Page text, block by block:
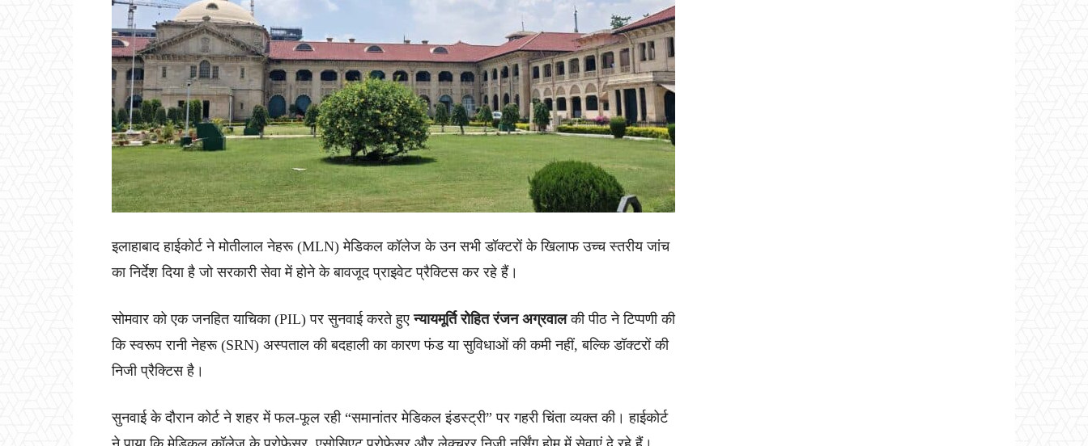
इलाहाबाद हाईकोर्ट ने मोतीलाल नेहरू (MLN) मेडिकल कॉलेज के उन सभी डॉक्टरों के खिलाफ उच्च स्तरीय जांच
का निर्देश दिया है जो सरकारी सेवा में होने के बावजूद प्राइवेट प्रैक्टिस कर रहे हैं।
सोमवार को एक जनहित याचिका (PIL) पर सुनवाई करते हुएन्यायमूर्ति रोहित रंजन अग्रवालकी पीठ ने टिप्पणी की
कि स्वरूप रानी नेहरू (SRN) अस्पताल की बदहाली का कारण फंड या सुविधाओं की कमी नहीं, बल्कि डॉक्टरों की
निजी प्रैक्टिस है।
सुनवाई के दौरान कोर्ट ने शहर में फल-फूल रही “समानांतर मेडिकल इंडस्ट्री” पर गहरी चिंता व्यक्त की। हाईकोर्ट